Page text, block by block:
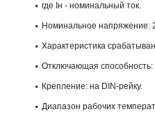
где Iн - номинальный ток.
Номинальное напряжение:
Характеристика
Отключающая способность:
Крепление: на DIN-рейку.
Диапазон рабочих